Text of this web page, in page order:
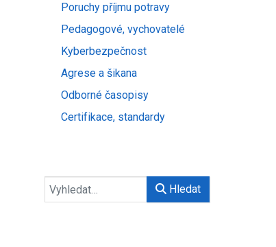
Poruchy příjmu potravy
Pedagogové, vychovatelé
Kyberbezpečnost
Agrese a šikana
Odborné časopisy
Certifikace, standardy
Hledat